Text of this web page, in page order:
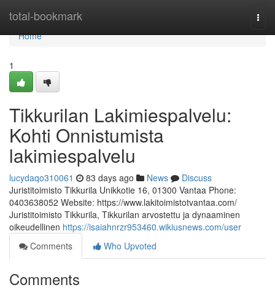
total-bookmark
Home
Home
1
Tikkurilan Lakimiespalvelu:
Kohti Onnistumista
lakimiespalvelu
lucydaqo310061 83 days ago News
Discuss
Juristitoimisto Tikkurila Unikkotie 16, 01300 Vantaa Phone:
0403638052 Website: https://www.lakitoimistotvantaa.com/
Juristitoimisto Tikkurila, Tikkurilan arvostettu ja dynaaminen
oikeudellinen https://isaiahnrzr953460.wikiusnews.com/user
Comments
Who Upvoted
Comments